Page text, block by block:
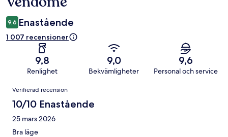
9,6 Enastående
1 007 recensioner
9,8
Renlighet
9,0
Bekvämligheter
9,6
Personal och service
Recensioner
Verifierad recension
10/10 Enastående
25 mars 2026
Bra läge